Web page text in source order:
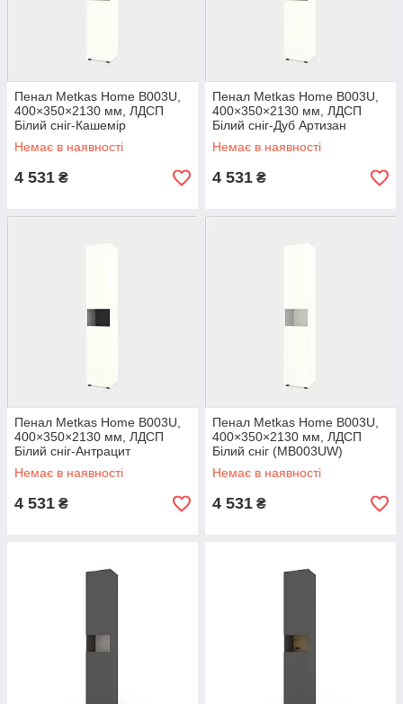
Пенал Metkas Home B003U,
400×350×2130 мм, ЛДСП
Білий сніг-Кашемір
(MB003UWK)
Немає в наявності
4 531 ₴
Пенал Metkas Home B003U,
400×350×2130 мм, ЛДСП
Білий сніг-Дуб Артизан
(MB003UWDA)
Немає в наявності
4 531 ₴
Пенал Metkas Home B003U,
400×350×2130 мм, ЛДСП
Білий сніг-Антрацит
(MB003UWA)
Немає в наявності
4 531 ₴
Пенал Metkas Home B003U,
400×350×2130 мм, ЛДСП
Білий сніг (MB003UW)
Немає в наявності
4 531 ₴